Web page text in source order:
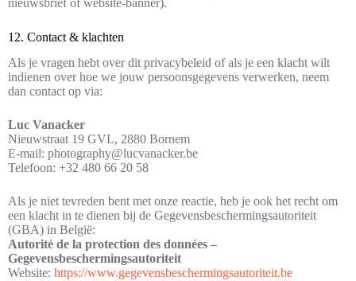
12. Contact & klachten
Als je vragen hebt over dit privacybeleid of als je een klacht wilt
indienen over hoe we jouw persoonsgegevens verwerken, neem
dan contact op via:
Luc Vanacker
Nieuwstraat 19 GVL, 2880 Bornem
E-mail: photography@lucvanacker.be
Telefoon: +32 480 66 20 58
Als je niet tevreden bent met onze reactie, heb je ook het recht om
een klacht in te dienen bij de Gegevensbeschermingsautoriteit
(GBA) in België:
Autorité de la protection des données –
Gegevensbeschermingsautoriteit
Website: https://www.gegevensbeschermingsautoriteit.be